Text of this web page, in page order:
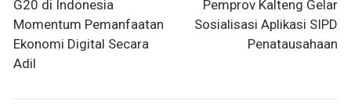
pos
G20 di Indonesia
Momentum Pemanfaatan
Ekonomi Digital Secara
Adil
Pemprov Kalteng Gelar
Sosialisasi Aplikasi SIPD
Penatausahaan